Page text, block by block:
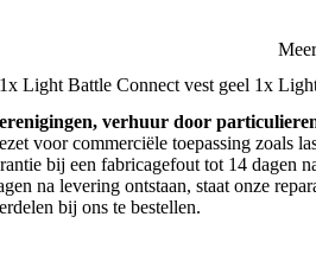
Light Battle Connect vest geel 1x
verhuur door
voor commerciële toepassing zoals
bij een fabricagefout tot 14
na levering ontstaan, staat onze
bij ons te bestellen.